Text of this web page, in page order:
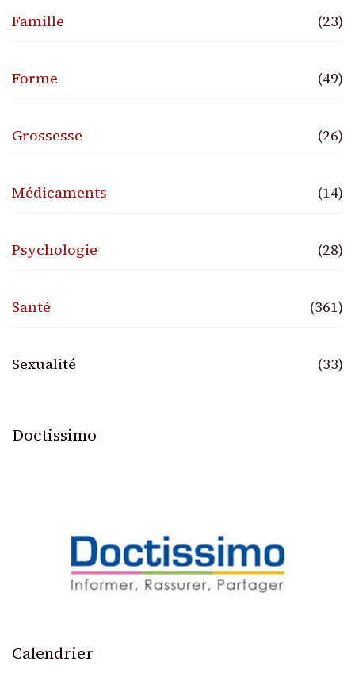
Famille (23)
Forme (49)
Grossesse (26)
Médicaments (14)
Psychologie (28)
Santé (361)
Sexualité (33)
Doctissimo
Calendrier